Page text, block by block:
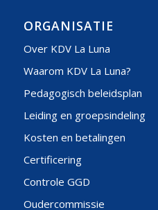
ORGANISATIE
Over KDV La Luna
Waarom KDV La Luna?
Pedagogisch beleidsplan
Leiding en groepsindeling
Kosten en betalingen
Certificering
Controle GGD
Oudercommissie